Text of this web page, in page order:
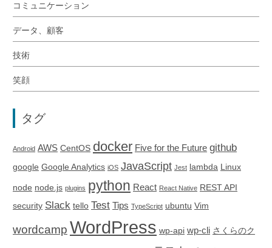
コミュニケーション
データ、顧客
技術
笑顔
タグ
Android AWS CentOS docker Five for the Future github
google Google Analytics iOS JavaScript Jest lambda Linux
node node.js plugins python React React Native REST API
security Slack tello Test Tips TypeScript ubuntu Vim
wordcamp WordPress wp-api wp-cli さくらのク